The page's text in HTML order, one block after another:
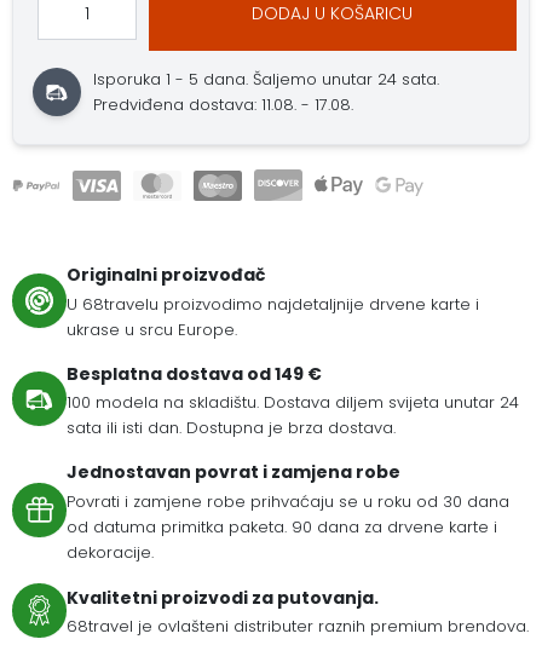
DODAJ U KOŠARICU
Isporuka 1 - 5 dana.Šaljemo unutar 24 sata.
Predviđena dostava: 11.08. - 17.08.
Originalni proizvođač
U 68travelu proizvodimo najdetaljnije drvene karte i
ukrase u srcu Europe.
Besplatna dostava od 149 €
100 modela na skladištu. Dostava diljem svijeta unutar 24
sata ili isti dan. Dostupna je brza dostava.
Jednostavan povrat i zamjena robe
Povrati i zamjene robe prihvaćaju se u roku od 30 dana
od datuma primitka paketa. 90 dana za drvene karte i
dekoracije.
Kvalitetni proizvodi za putovanja.
68travel je ovlašteni distributer raznih premium brendova.